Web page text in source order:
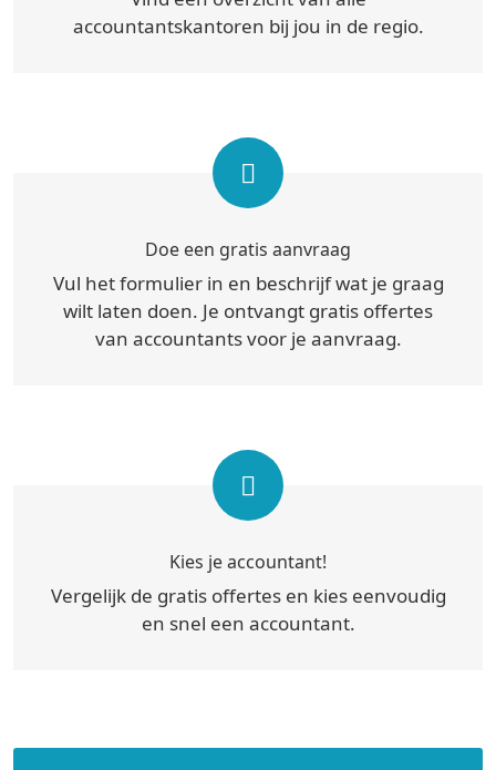
accountantskantoren bij jou in de regio.
Doe een gratis aanvraag
Vul het formulier in en beschrijf wat je graag
wilt laten doen. Je ontvangt gratis offertes
van accountants voor je aanvraag.
Kies je accountant!
Vergelijk de gratis offertes en kies eenvoudig
en snel een accountant.